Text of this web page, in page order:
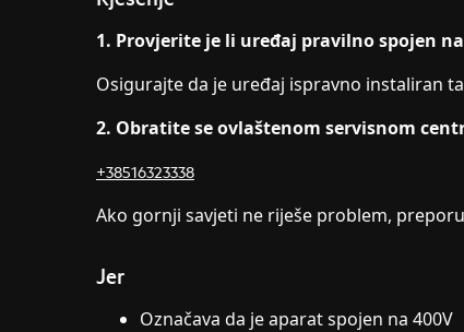
1. Provjerite je li uređaj pravilno spojen
Osigurajte da je uređaj ispravno instaliran
2. Obratite se ovlaštenom servisnom
+38516323338
Ako gornji savjeti ne riješe problem,
Jer
Označava da je aparat spojen na 400V